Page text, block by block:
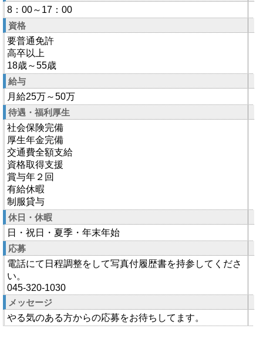
8：00～17：00
資格
要普通免許
高卒以上
18歳～55歳
給与
月給25万～50万
待遇・福利厚生
社会保険完備
厚生年金完備
交通費全額支給
資格取得支援
賞与年２回
有給休暇
制服貸与
休日・休暇
日・祝日・夏季・年末年始
応募
電話にて日程調整をして写真付履歴書を持参してくださ
い。
045-320-1030
メッセージ
やる気のある方からの応募をお待ちしてます。